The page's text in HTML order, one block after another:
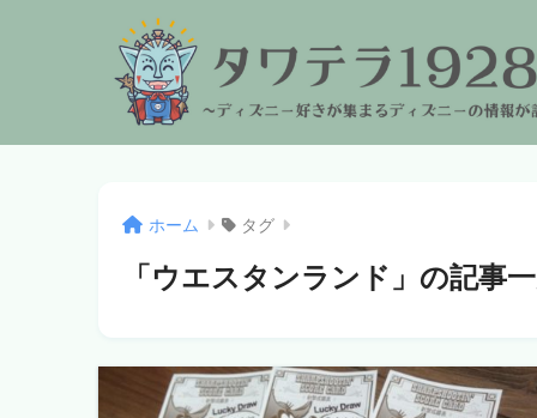
ホーム タグ
「ウエスタンランド」の記事